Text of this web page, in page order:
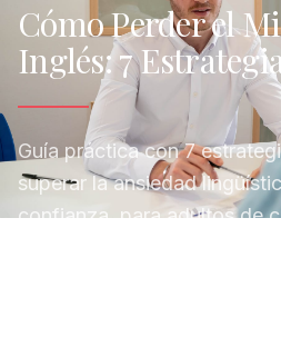
Cómo Perder el
Inglés: 7
Guía práctica con 7
superar la ansiedad
confianza, para adultos de